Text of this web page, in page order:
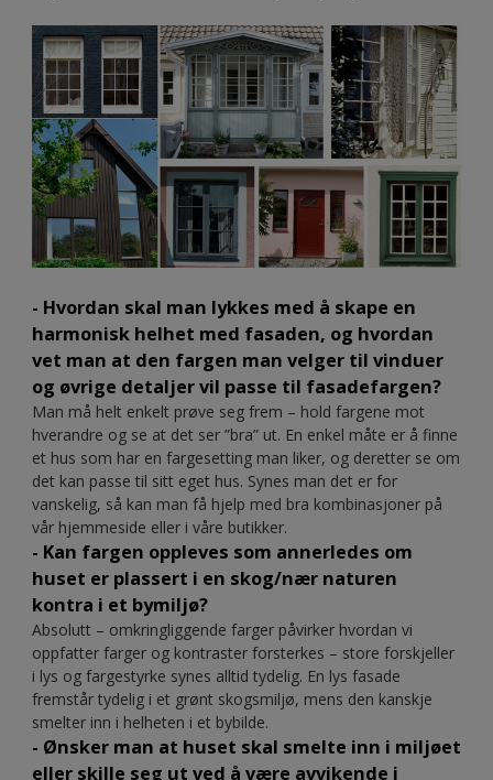
- Hvordan skal man lykkes med å skape en
harmonisk helhet med fasaden, og hvordan
vet man at den fargen man velger til vinduer
og øvrige detaljer vil passe til fasadefargen?
Man må helt enkelt prøve seg frem – hold fargene mot
hverandre og se at det ser ”bra” ut. En enkel måte er å finne
et hus som har en fargesetting man liker, og deretter se om
det kan passe til sitt eget hus. Synes man det er for
vanskelig, så kan man få hjelp med bra kombinasjoner på
vår hjemmeside eller i våre butikker.
- Kan fargen oppleves som annerledes om
huset er plassert i en skog/nær naturen
kontra i et bymiljø?
Absolutt – omkringliggende farger påvirker hvordan vi
oppfatter farger og kontraster forsterkes – store forskjeller
i lys og fargestyrke synes alltid tydelig. En lys fasade
fremstår tydelig i et grønt skogsmiljø, mens den kanskje
smelter inn i helheten i et bybilde.
- Ønsker man at huset skal smelte inn i miljøet
eller skille seg ut ved å være avvikende i